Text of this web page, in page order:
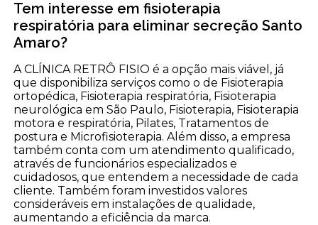
Tem interesse em fisioterapia
respiratória para eliminar secreção Santo
Amaro?
A CLÍNICA RETRÔ FISIO é a opção mais viável, já
que disponibiliza serviços como o de Fisioterapia
ortopédica, Fisioterapia respiratória, Fisioterapia
neurológica em São Paulo, Fisioterapia, Fisioterapia
motora e respiratória, Pilates, Tratamentos de
postura e Microfisioterapia. Além disso, a empresa
também conta com um atendimento qualificado,
através de funcionários especializados e
cuidadosos, que entendem a necessidade de cada
cliente. Também foram investidos valores
consideráveis em instalações de qualidade,
aumentando a eficiência da marca.